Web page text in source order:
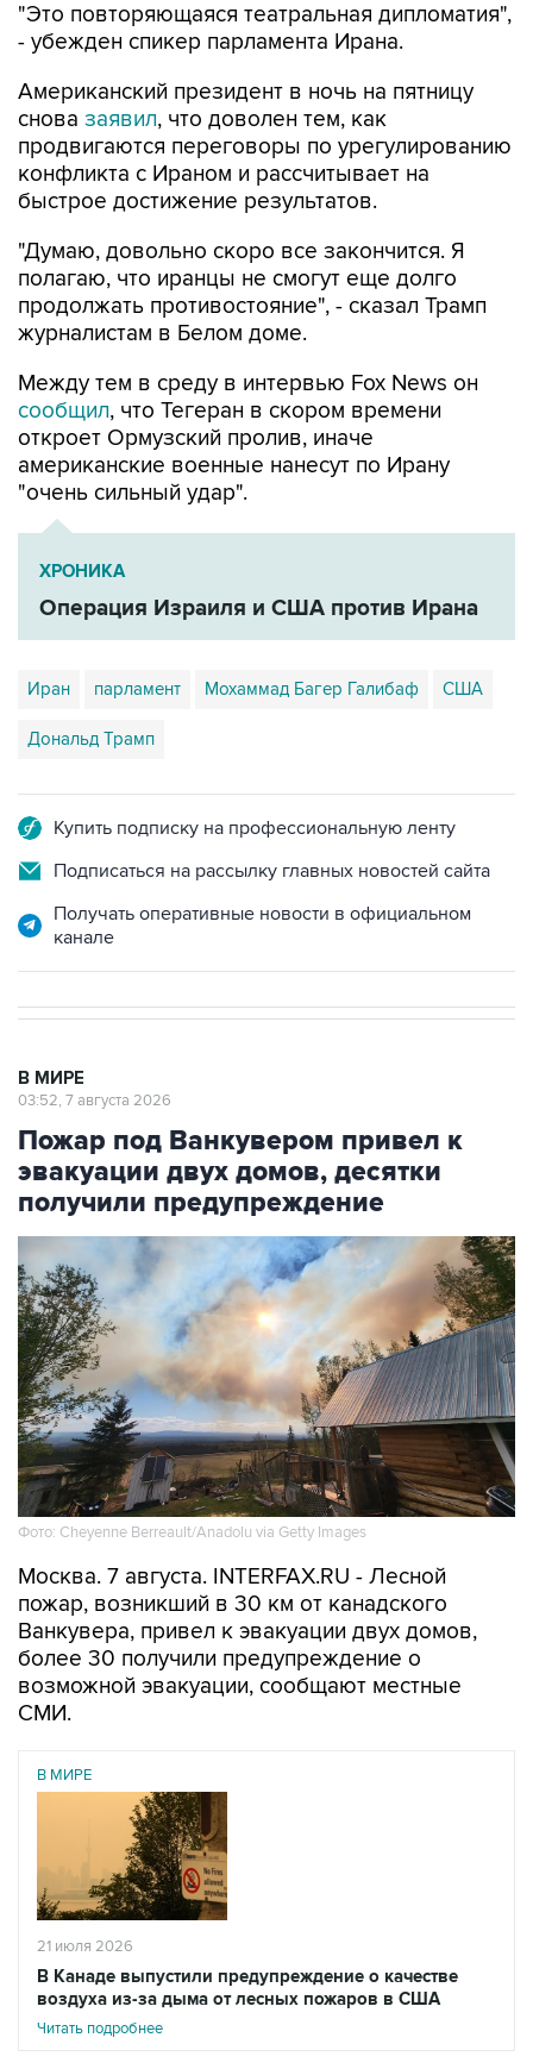
"Это повторяющаяся театральная дипломатия",
- убежден спикер парламента Ирана.
Американский президент в ночь на пятницу
снова заявил, что доволен тем, как
продвигаются переговоры по урегулированию
конфликта с Ираном и рассчитывает на
быстрое достижение результатов.
"Думаю, довольно скоро все закончится. Я
полагаю, что иранцы не смогут еще долго
продолжать противостояние", - сказал Трамп
журналистам в Белом доме.
Между тем в среду в интервью Fox News он
сообщил, что Тегеран в скором времени
откроет Ормузский пролив, иначе
американские военные нанесут по Ирану
"очень сильный удар".
ХРОНИКА
Операция Израиля и США против Ирана
Иран парламент Мохаммад Багер Галибаф США
Дональд Трамп
Купить подписку на профессиональную ленту
Подписаться на рассылку главных новостей сайта
Получать оперативные новости в официальном
канале
В МИРЕ
03:52, 7 августа 2026
Пожар под Ванкувером привел к
эвакуации двух домов, десятки
получили предупреждение
Фото: Cheyenne Berreault/Anadolu via Getty Images
Москва. 7 августа. INTERFAX.RU - Лесной
пожар, возникший в 30 км от канадского
Ванкувера, привел к эвакуации двух домов,
более 30 получили предупреждение о
возможной эвакуации, сообщают местные
СМИ.
В МИРЕ
21 июля 2026
В Канаде выпустили предупреждение о качестве
воздуха из-за дыма от лесных пожаров в США
Читать подробнее